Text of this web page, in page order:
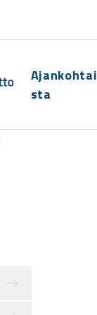
Ajankohtai
sta